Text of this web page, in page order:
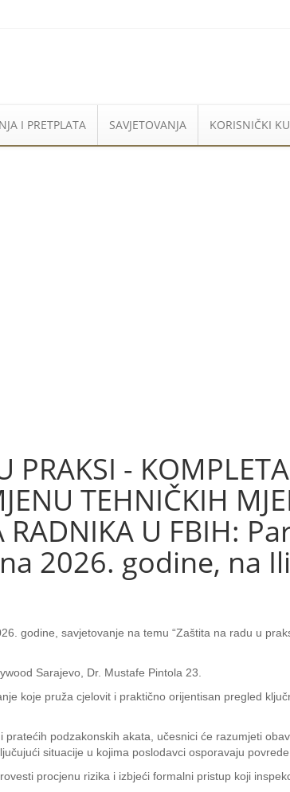
I PRETPLATA SAVJETOVANJA KORISNIČKI
PRAKSI -
TEHNIČKIH
RADNIKA U FBIH:
2026. godine, na
godine, savjetovanje na temu “Zaštita na radu u
Sarajevo, Dr. Mustafe Pintola 23.
koje pruža cjelovit i praktično orijentisan pregled
i pratećih podzakonskih akata, učesnici će razumjeti
situacije u kojima poslodavci osporavaju
procjenu rizika i izbjeći formalni pristup koji